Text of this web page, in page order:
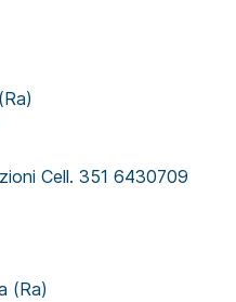
Cell. 351 6430709
(Ra)